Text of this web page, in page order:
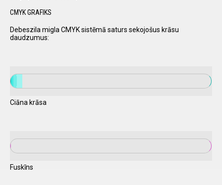
CMYK GRAFIKS
Debeszila migla CMYK sistēmā saturs sekojošus krāsu
daudzumus:
Ciāna krāsa
Fuskīns